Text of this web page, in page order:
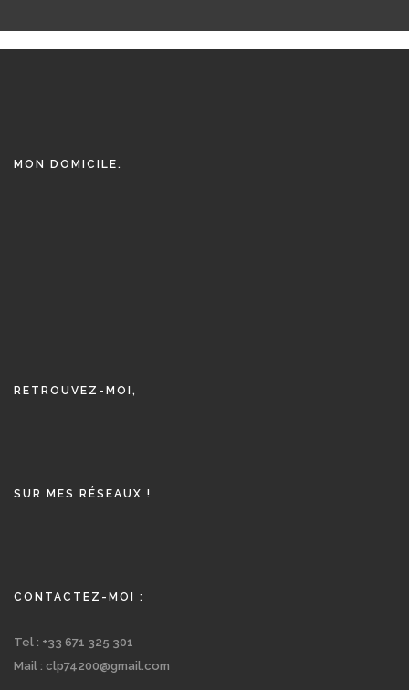
MON DOMICILE.
RETROUVEZ-MOI,
SUR MES RÉSEAUX !
CONTACTEZ-MOI :
Tel : +33 671 325 301
Mail : clp74200@gmail.com